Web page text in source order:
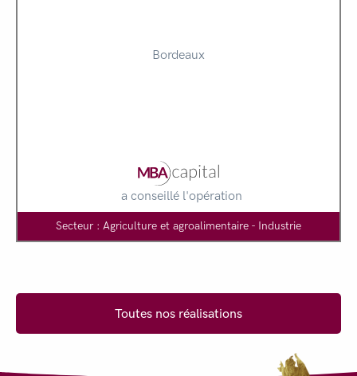
Bordeaux
a conseillé l'opération
Secteur : Agriculture et agroalimentaire - Industrie
Toutes nos réalisations